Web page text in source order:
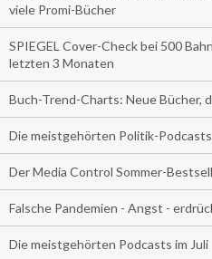
viele Promi-Bücher
SPIEGEL Cover-Check bei 500
letzten 3 Monaten
Buch-Trend-Charts: Neue Bücher,
Die meistgehörten Politik-
Der Media Control Sommer-
Falsche Pandemien - Angst -
Die meistgehörten Podcasts im Juli